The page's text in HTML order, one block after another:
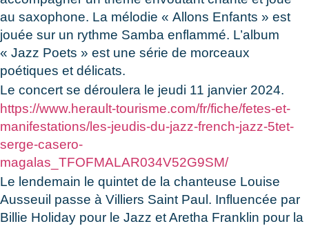
au saxophone. La mélodie « Allons Enfants » est
jouée sur un rythme Samba enflammé. L’album
« Jazz Poets » est une série de morceaux
poétiques et délicats.
Le concert se déroulera le jeudi 11 janvier 2024.
https://www.herault-tourisme.com/fr/fiche/fetes-et-
manifestations/les-jeudis-du-jazz-french-jazz-5tet-
serge-casero-
magalas_TFOFMALAR034V52G9SM/
Le lendemain le quintet de la chanteuse Louise
Ausseuil passe à Villiers Saint Paul. Influencée par
Billie Holiday pour le Jazz et Aretha Franklin pour la